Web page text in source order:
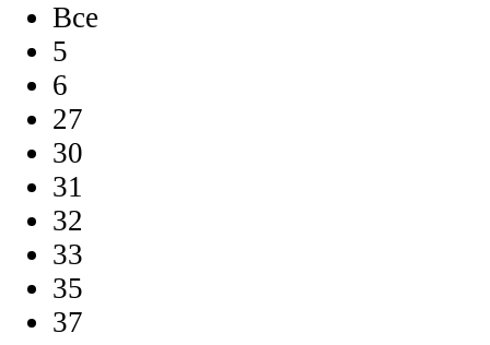
Все
5
6
27
30
31
32
33
35
37